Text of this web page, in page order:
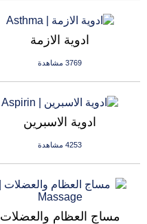
ادوية الازمة
3769 مشاهدة
ادوية الاسبرين
4253 مشاهدة
مساج العظام والعضلات